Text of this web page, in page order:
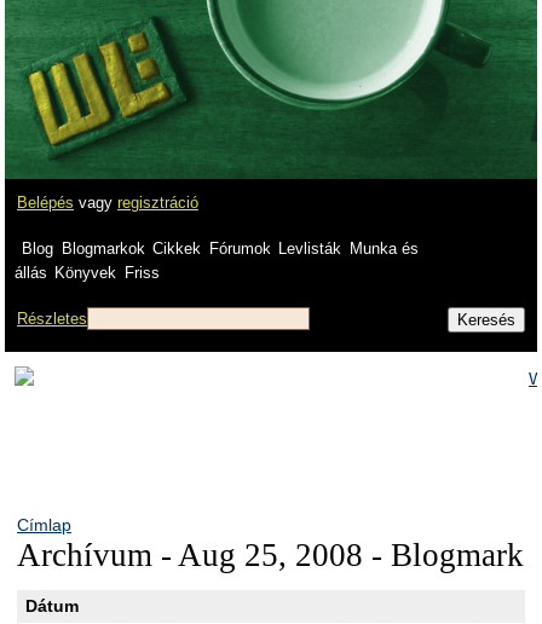
Belépés vagy regisztráció
Blog Blogmarkok Cikkek Fórumok Levlisták
Munka és
állás Könyvek Friss
Részletes
Címlap
Archívum - Aug 25, 2008 - Blogmark
Dátum